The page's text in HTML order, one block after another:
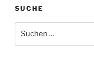
SUCHE
nach: